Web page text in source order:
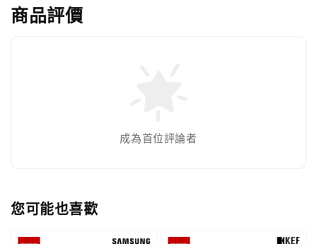
商品評價
成為首位評論者
您可能也喜歡